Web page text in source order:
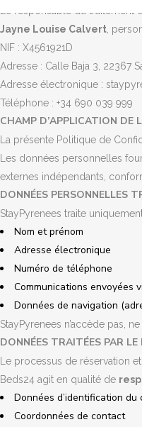
Le responsable du traitement
Jayne Louise Calvert ,
NIF : X4561921D
Adresse : Calle Baja 3, 22367
Adresse électronique :
Téléphone : +34 690 039 999
CHAMP D’APPLICATION DE
La présente Politique de
Les données personnelles
externes indépendants,
DONNÉES PERSONNELLES
StayPyrenees traite
Nom et prénom
Adresse électronique
Numéro de téléphone
Communications envoyées
Données de navigation
StayPyrenees n’accède pas,
DONNÉES TRAITÉES PAR
Le processus de réservation
Beds24 agit en qualité de
Données d’identification du
Coordonnées de contact